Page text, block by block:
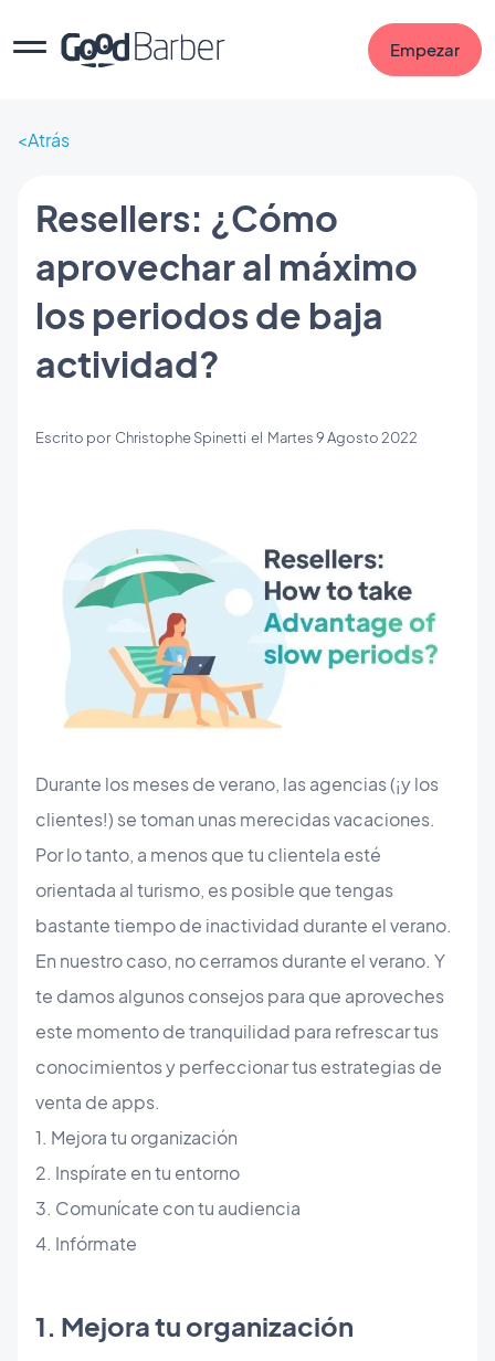
Empezar
Atrás
Resellers: ¿Cómo
aprovechar al máximo
los periodos de baja
actividad?
Escrito por Christophe Spinetti el Martes 9 Agosto 2022
Durante los meses de verano, las agencias (¡y los
clientes!) se toman unas merecidas vacaciones.
Por lo tanto, a menos que tu clientela esté
orientada al turismo, es posible que tengas
bastante tiempo de inactividad durante el verano.
En nuestro caso, no cerramos durante el verano. Y
te damos algunos consejos para que aproveches
este momento de tranquilidad para refrescar tus
conocimientos y perfeccionar tus estrategias de
venta de apps.
1. Mejora tu organización
2. Inspírate en tu entorno
3. Comunícate con tu audiencia
4. Infórmate
​1. Mejora tu organización